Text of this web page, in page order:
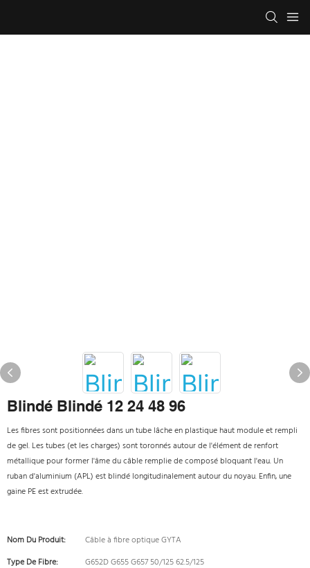
Blindé Blindé 12 24 48 96
Les fibres sont positionnées dans un tube lâche en plastique haut module et rempli
de gel. Les tubes (et les charges) sont toronnés autour de l'élément de renfort
métallique pour former l'âme du câble remplie de composé bloquant l'eau. Un
ruban d'aluminium (APL) est blindé longitudinalement autour du noyau. Enfin, une
gaine PE est extrudée.
Nom Du Produit:
Câble à fibre optique GYTA
Type De Fibre:
G652D G655 G657 50/125 62.5/125